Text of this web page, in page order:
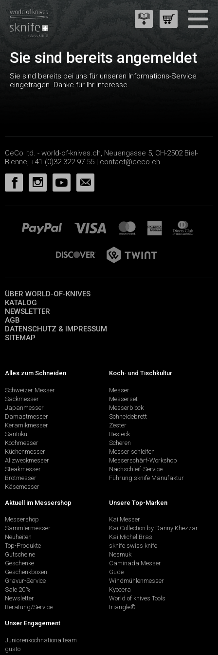
Sie sind bereits angemeldet
Sie sind bereits bei uns für unseren Informations-Service
eingetragen. Danke für Ihr Interesse.
CeCo ltd. - world-of-knives.ch, Neuengasse 5, CH-2502 Biel-
Bienne, +41 (0)32 322 97 55 | contact@ceco.ch
ÜBER WORLD-OF-KNIVES
KATALOG
NEWSLETTER
AGB
DATENSCHUTZ & IMPRESSUM
SITEMAP
Alles zum Schneiden
Schweizer Messer
Sackmesser
Japanmesser
Damastmesser
Keramikmesser
Santoku
Kochmesser
Küchenmesser
Allzweckmesser
Steakmesser
Brotmesser
Käsemesser
Koch- und Tischkultur
Messer
Messerset
Messerblock
Schneidebrett
Zester
Besteck
Scheren
Messer schleifen
Messerschärf-Workshop
Nachschleif-Service
Führung sknife Manufaktur
Aktuell im Messershop
Messershop
Sammlermesser
Neuheiten
Top-Produkte
Gutscheine
Geschenke
Geschenkboxen
Gravur-Service
Sale 20%
Newsletter
Beratung/Service
Unsere Top-Marken
Kai Messer
Kai Collection by Danny Khezzar
Kai Michel Bras
sknife swiss knife
Nesmuk
Caminada Messer
Güde
Windmühlenmesser
Kyocera
World of knives Tools
triangle®
Unser Engagement
Juniorenkochnationalteam
gusto